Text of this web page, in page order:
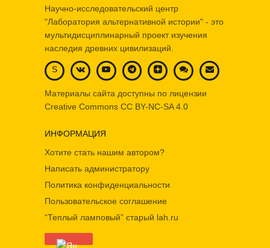
Научно-исследовательский центр
"Лаборатория альтернативной истории" - это
мультидисциплинарный проект изучения
наследия древних цивилизаций.
S
Материалы сайта доступны по лицензии
Creative Commons CC BY-NC-SA 4.0
ИНФОРМАЦИЯ
Хотите стать нашим автором?
Написать администратору
Политика конфиденциальности
Пользовательское соглашение
“Теплый ламповый” старый lah.ru